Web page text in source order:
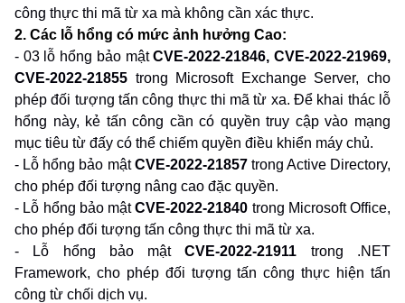
công thực thi mã từ xa mà không cần xác thực.
2. Các lỗ hổng có mức ảnh hưởng Cao:
- 03 lỗ hổng bảo mậtCVE-2022-21846, CVE-2022-21969,
CVE-2022-21855 trong Microsoft Exchange Server, cho
phép đối tượng tấn công thực thi mã từ xa. Để khai thác lỗ
hổng này, kẻ tấn công cần có quyền truy cập vào mạng
mục tiêu từ đấy có thể chiếm quyền điều khiển máy chủ.
- Lỗ hổng bảo mậtCVE-2022-21857 trong Active Directory,
cho phép đối tượng nâng cao đặc quyền.
- Lỗ hổng bảo mậtCVE-2022-21840 trong Microsoft Office,
cho phép đối tượng tấn công thực thi mã từ xa.
- Lỗ hổng bảo mậtCVE-2022-21911 trong .NET
Framework, cho phép đối tượng tấn công thực hiện tấn
công từ chối dịch vụ.